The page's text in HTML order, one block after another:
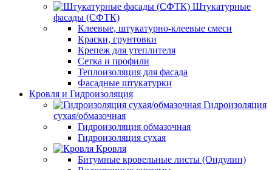
Штукатурные
фасады (СФТК)
Клеевые, штукатурно-клеевые смеси
Краски, грунтовки
Крепеж для утеплителя
Сетка и профили
Теплоизоляция для фасада
Фасадные штукатурки
Кровля и Гидроизоляция
Гидроизоляция
сухая/обмазочная
Гидроизоляция обмазочная
Гидроизоляция сухая
Кровля
Битумные кровельные листы (Ондулин)